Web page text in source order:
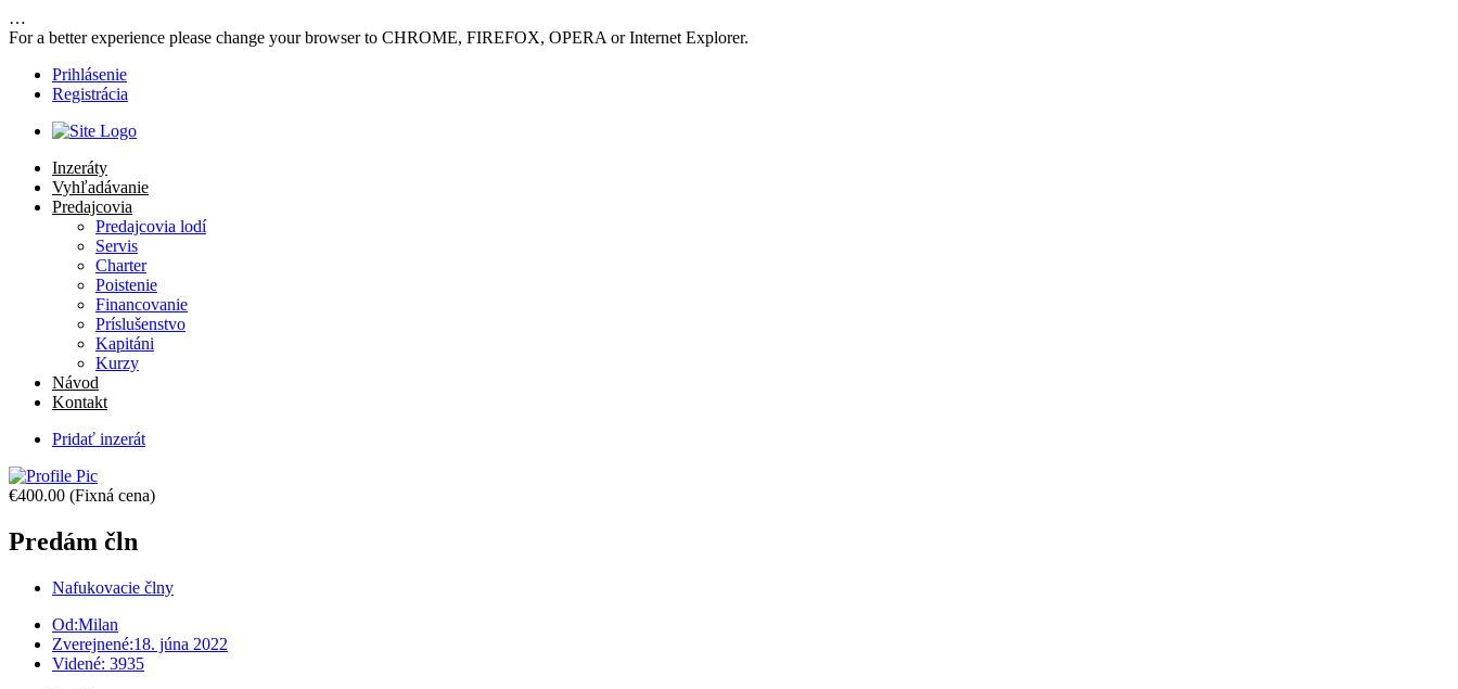
…
For a better experience please change your browser to CHROME, FIREFOX, OPERA or Internet Explorer.
Prihlásenie
Registrácia
Inzeráty
Vyhľadávanie
Predajcovia
Predajcovia lodí
Servis
Charter
Poistenie
Financovanie
Príslušenstvo
Kapitáni
Kurzy
Návod
Kontakt
Pridať inzerát
€400.00 (Fixná cena)
Predám čln
Nafukovacie člny
Od:Milan
Zverejnené:18. júna 2022
Videné: 3935